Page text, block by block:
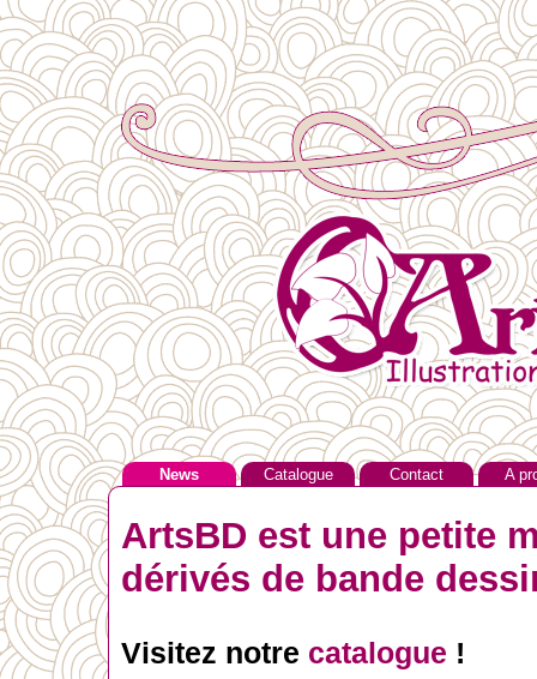
News Catalogue Contact A
ArtsBD est une petite
dérivés de bande
Visitez notre catalogue !